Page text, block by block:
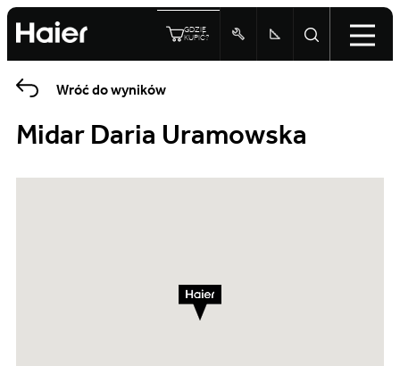
GDZIE
KUPIĆ?
Wróć do wyników
Midar Daria Uramowska